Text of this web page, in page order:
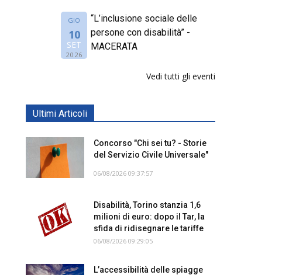
GIO
10
SET
2026
“L’inclusione sociale delle
persone con disabilità” -
MACERATA
Vedi tutti gli eventi
Ultimi Articoli
Concorso "Chi sei tu? - Storie
del Servizio Civile Universale"
06/08/2026 09:37:57
Disabilità, Torino stanzia 1,6
milioni di euro: dopo il Tar, la
sfida di ridisegnare le tariffe
06/08/2026 09:29:05
L’accessibilità delle spiagge